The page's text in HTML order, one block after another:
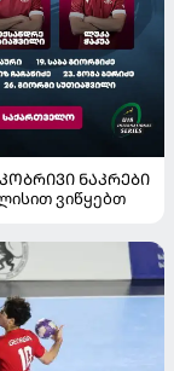
ᲜᲐᲙᲠᲔᲑᲘ
ვიწყებთ